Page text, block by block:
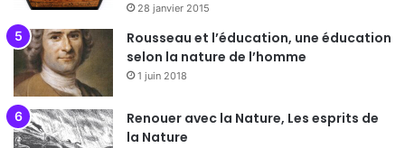
28 janvier 2015
Rousseau et l’éducation, une éducation
selon la nature de l’homme
1 juin 2018
Renouer avec la Nature, Les esprits de
la Nature